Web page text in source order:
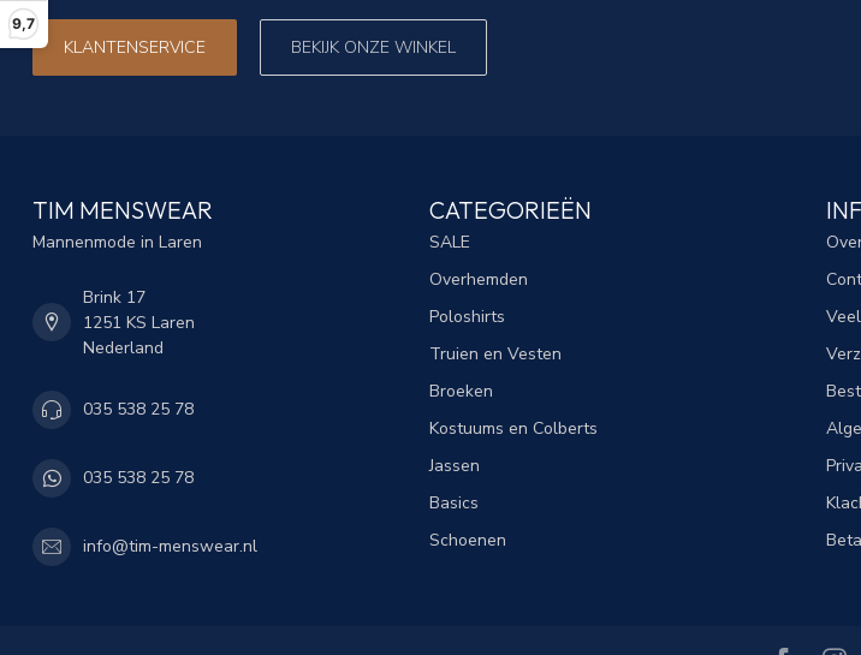
9,7
KLANTENSERVICE BEKIJK ONZE WINKEL
TIM MENSWEAR
Mannenmode in Laren
Brink 17
1251 KS Laren
Nederland
035 538 25 78
035 538 25 78
info@tim-menswear.nl
CATEGORIEËN
SALE
Overhemden
Poloshirts
Truien en Vesten
Broeken
Kostuums en Colberts
Jassen
Basics
Schoenen